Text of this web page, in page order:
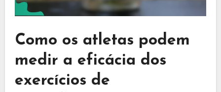
Como os atletas podem
medir a eficácia dos
exercícios de